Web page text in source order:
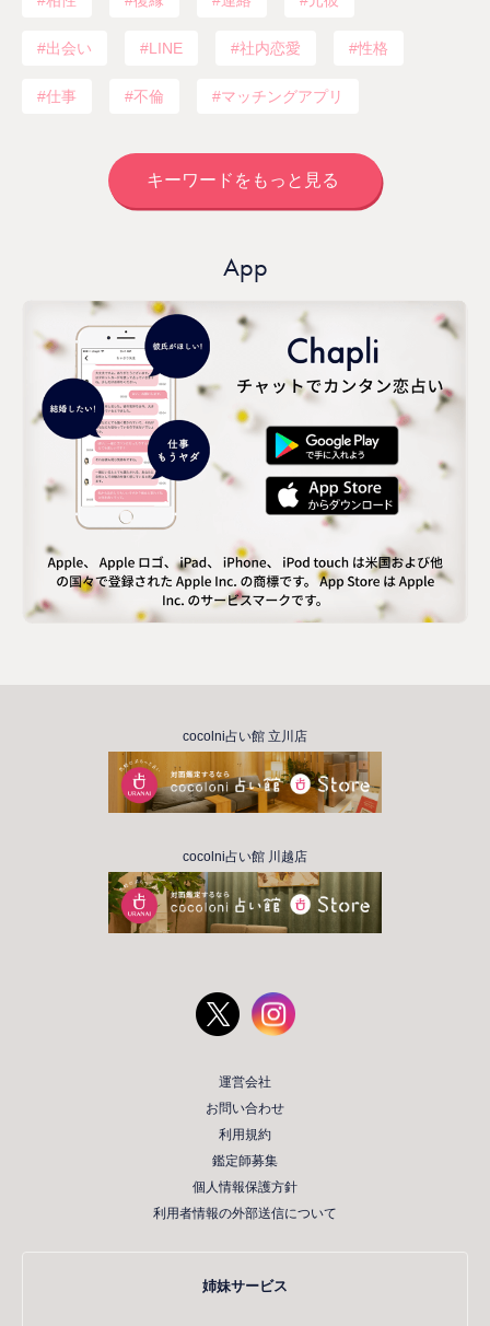
出会い LINE 社内恋愛 性格
仕事 不倫 マッチングアプリ
キーワードをもっと見る
App
cocolni占い館 立川店
cocolni占い館 川越店
運営会社
お問い合わせ
利用規約
鑑定師募集
個人情報保護方針
利用者情報の外部送信について
姉妹サービス